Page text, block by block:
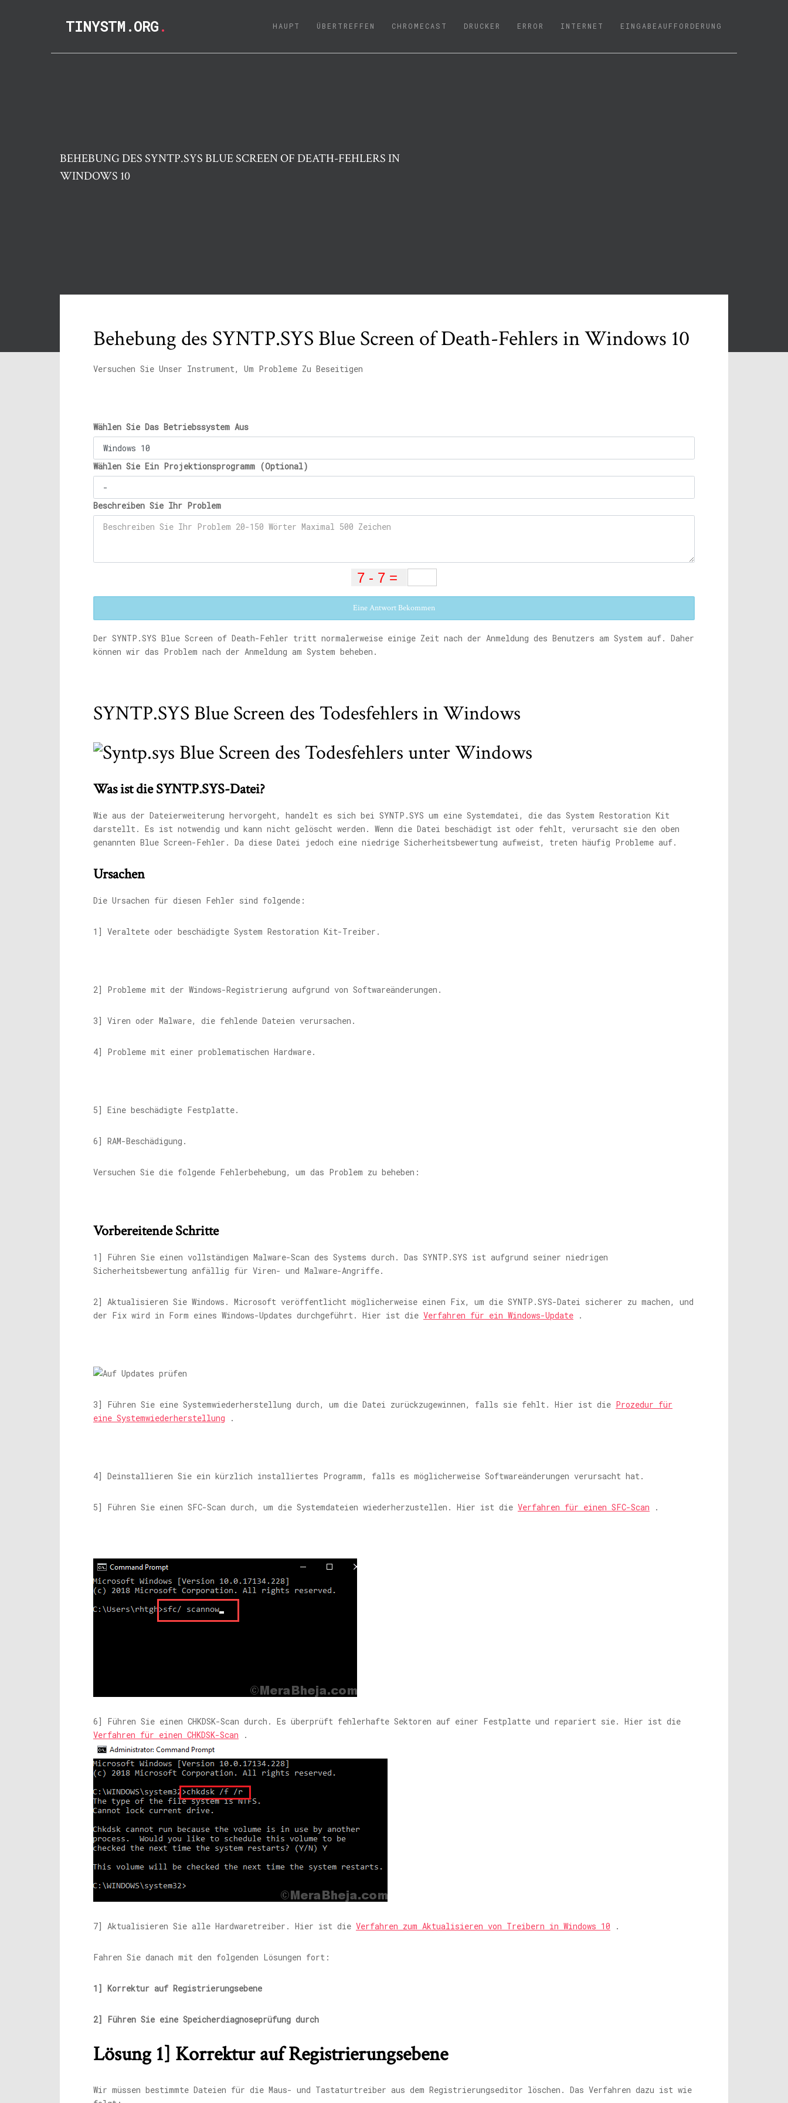
TINYSTM.ORG. HAUPT (CURRENT)
ÜBERTREFFEN CHROMECAST DRUCKER ERROR INTERNET EINGABEAUFFORDERUNG
BEHEBUNG DES SYNTP.SYS BLUE SCREEN OF DEATH-FEHLERS IN
WINDOWS 10
Behebung des SYNTP.SYS Blue Screen of Death-Fehlers in Windows 10
Versuchen Sie Unser Instrument, Um Probleme Zu Beseitigen
Wählen Sie Das Betriebssystem Aus
Wählen Sie Ein Projektionsprogramm (Optional)
Beschreiben Sie Ihr Problem
Eine Antwort Bekommen
Der SYNTP.SYS Blue Screen of Death-Fehler tritt normalerweise einige Zeit nach der Anmeldung des Benutzers am System auf. Daher
können wir das Problem nach der Anmeldung am System beheben.
SYNTP.SYS Blue Screen des Todesfehlers in Windows
Was ist die SYNTP.SYS-Datei?
Wie aus der Dateierweiterung hervorgeht, handelt es sich bei SYNTP.SYS um eine Systemdatei, die das System Restoration Kit
darstellt. Es ist notwendig und kann nicht gelöscht werden. Wenn die Datei beschädigt ist oder fehlt, verursacht sie den oben
genannten Blue Screen-Fehler. Da diese Datei jedoch eine niedrige Sicherheitsbewertung aufweist, treten häufig Probleme auf.
Ursachen
Die Ursachen für diesen Fehler sind folgende:
1] Veraltete oder beschädigte System Restoration Kit-Treiber.
2] Probleme mit der Windows-Registrierung aufgrund von Softwareänderungen.
3] Viren oder Malware, die fehlende Dateien verursachen.
4] Probleme mit einer problematischen Hardware.
5] Eine beschädigte Festplatte.
6] RAM-Beschädigung.
Versuchen Sie die folgende Fehlerbehebung, um das Problem zu beheben:
Vorbereitende Schritte
1] Führen Sie einen vollständigen Malware-Scan des Systems durch. Das SYNTP.SYS ist aufgrund seiner niedrigen
Sicherheitsbewertung anfällig für Viren- und Malware-Angriffe.
2] Aktualisieren Sie Windows. Microsoft veröffentlicht möglicherweise einen Fix, um die SYNTP.SYS-Datei sicherer zu machen, und
der Fix wird in Form eines Windows-Updates durchgeführt. Hier ist die Verfahren für ein Windows-Update .
3] Führen Sie eine Systemwiederherstellung durch, um die Datei zurückzugewinnen, falls sie fehlt. Hier ist die Prozedur für
eine Systemwiederherstellung .
4] Deinstallieren Sie ein kürzlich installiertes Programm, falls es möglicherweise Softwareänderungen verursacht hat.
5] Führen Sie einen SFC-Scan durch, um die Systemdateien wiederherzustellen. Hier ist die Verfahren für einen SFC-Scan .
6] Führen Sie einen CHKDSK-Scan durch. Es überprüft fehlerhafte Sektoren auf einer Festplatte und repariert sie. Hier ist die
Verfahren für einen CHKDSK-Scan .
7] Aktualisieren Sie alle Hardwaretreiber. Hier ist die Verfahren zum Aktualisieren von Treibern in Windows 10 .
Fahren Sie danach mit den folgenden Lösungen fort:
1] Korrektur auf Registrierungsebene
2] Führen Sie eine Speicherdiagnoseprüfung durch
Lösung 1] Korrektur auf Registrierungsebene
Wir müssen bestimmte Dateien für die Maus- und Tastaturtreiber aus dem Registrierungseditor löschen. Das Verfahren dazu ist wie